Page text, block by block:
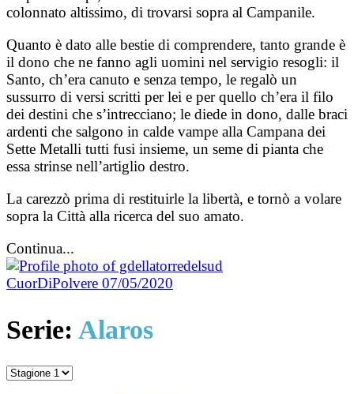
colonnato altissimo, di trovarsi sopra al Campanile.
Quanto è dato alle bestie di comprendere, tanto grande è
il dono che ne fanno agli uomini nel servigio resogli: il
Santo, ch’era canuto e senza tempo, le regalò un
sussurro di versi scritti per lei e per quello ch’era il filo
dei destini che s’intrecciano; le diede in dono, dalle braci
ardenti che salgono in calde vampe alla Campana dei
Sette Metalli tutti fusi insieme, un seme di pianta che
essa strinse nell’artiglio destro.
La carezzò prima di restituirle la libertà, e tornò a volare
sopra la Città alla ricerca del suo amato.
Continua...
CuorDiPolvere 07/05/2020
Serie: Alaros